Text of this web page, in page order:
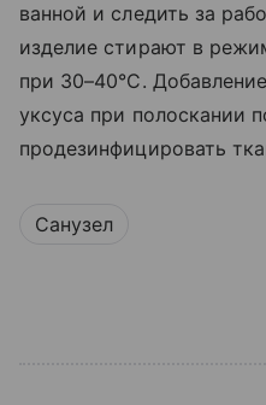
ванной и следить за
изделие стирают в
при 30–40°C.
уксуса при полоскании
продезинфицировать
Санузел